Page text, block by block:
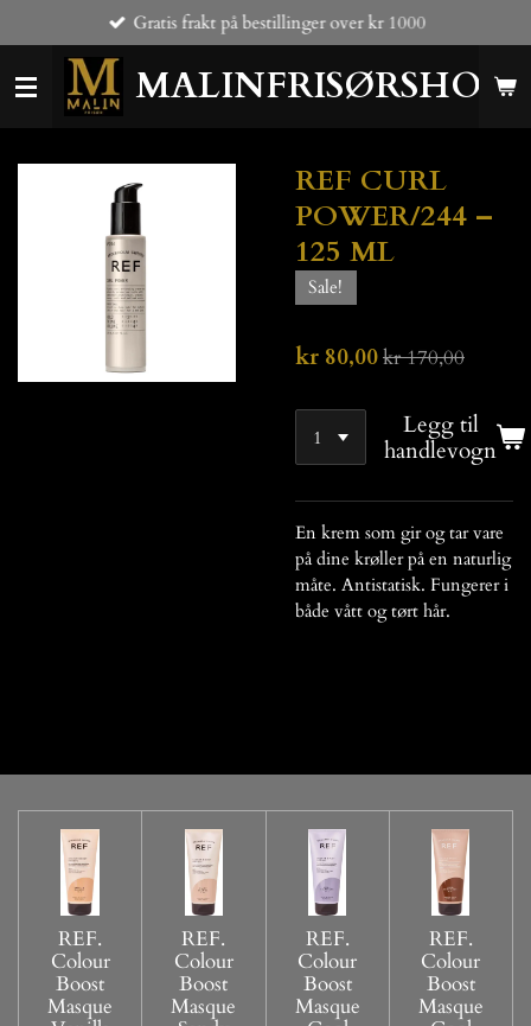
til
hovedinnhold
MALINFRISØRSHOP
Gratis frakt på bestillinger over kr 1000
REF CURL
POWER/244 –
125 ML
Sale!
kr 80,00kr 170,00
Legg til
handlevogn
En krem som gir og tar vare
på dine krøller på en naturlig
måte. Antistatisk. Fungerer i
både vått og tørt hår.
REF.
Colour
Boost
Masque
REF.
Colour
Boost
Masque
REF.
Colour
Boost
Masque
REF.
Colour
Boost
Masque